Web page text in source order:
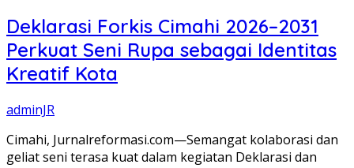
Deklarasi Forkis Cimahi 2026–2031
Perkuat Seni Rupa sebagai Identitas
Kreatif Kota
adminJR
Cimahi, Jurnalreformasi.com—Semangat kolaborasi dan
geliat seni terasa kuat dalam kegiatan Deklarasi dan